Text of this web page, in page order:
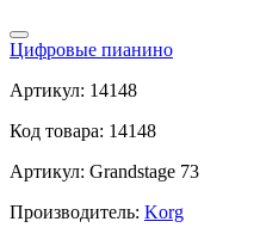
Цифровые пианино
Артикул: 14148
Код товара: 14148
Артикул: Grandstage 73
Производитель: Korg